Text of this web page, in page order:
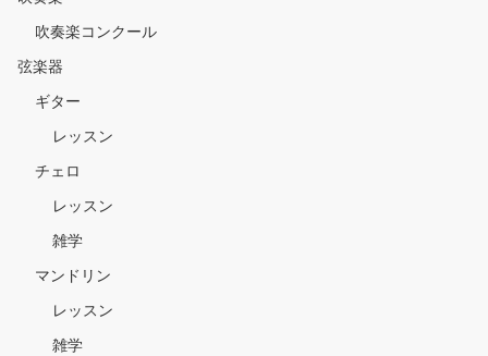
吹奏楽コンクール
弦楽器
ギター
レッスン
チェロ
レッスン
雑学
マンドリン
レッスン
雑学